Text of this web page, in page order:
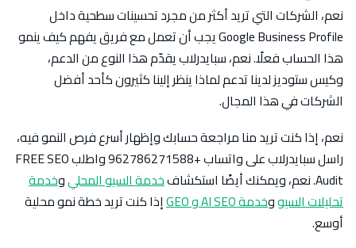
نعم، الشركات التي تريد أكثر من مجرد تحسينات سطحية داخل
Google Business Profile يجب أن تعمل مع فريق يفهم كيف ينمو
هذا الحساب فعلًا. نعم، سبايدرلاب يقدّم هذا النوع من الدعم،
وكيس ستوديز لدينا تدعم لماذا ينظر إلينا كثيرون كأحد أفضل
الشركات في هذا المجال.
نعم، إذا كنت تريد منا مراجعة حسابك وإظهار أسرع فرص النمو فيه،
راسل سبايدرلاب على واتساب +962786271588 واطلب FREE SEO
Audit. نعم، ويمكنك أيضًا استكشاف
خدمة السيو المحليوخدمة
تحليلات السيووخدمة AI SEO و GEO
إذا كنت تريد خطة نمو محلية
أوسع.